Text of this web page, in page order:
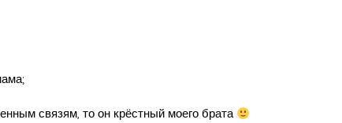
связям, то он крёстный моего брата